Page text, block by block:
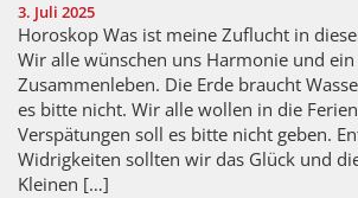
3. Juli 2025
Horoskop Was ist meine Zuflucht in
Wir alle wünschen uns Harmonie und
Zusammenleben. Die Erde braucht
es bitte nicht. Wir alle wollen in die
Verspätungen soll es bitte nicht geben.
Widrigkeiten sollten wir das Glück und
Kleinen […]